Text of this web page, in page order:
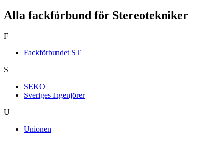
Alla fackförbund för Stereotekniker
F
Fackförbundet ST
S
SEKO
Sveriges Ingenjörer
U
Unionen